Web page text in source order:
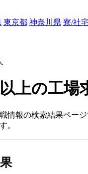
東京都 神奈川県 寮/社
上の工場
情報の検索結果ペー
。